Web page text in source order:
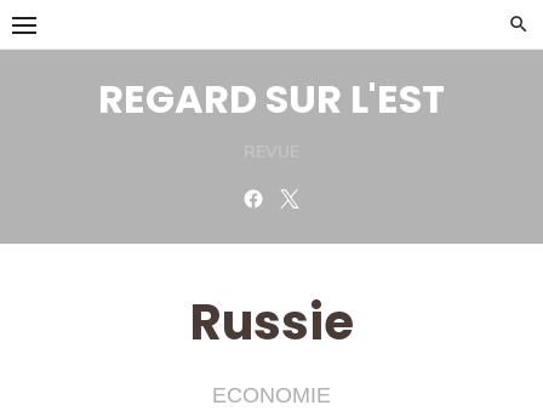
Skip
to
REGARD SUR L'EST
Facebook
Russie
ECONOMIE